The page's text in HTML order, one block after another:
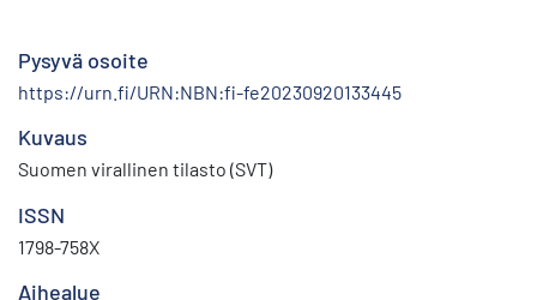
Pysyvä osoite
https://urn.fi/URN:NBN:fi-fe20230920133445
Kuvaus
Suomen virallinen tilasto (SVT)
ISSN
1798-758X
Aihealue